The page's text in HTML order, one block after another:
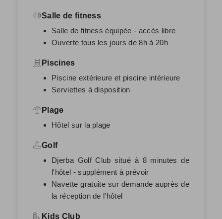
Salle de fitness
Salle de fitness équipée - accès libre
Ouverte tous les jours de 8h à 20h
Piscines
Piscine extérieure et piscine intérieure
Serviettes à disposition
Plage
Hôtel sur la plage
Golf
Djerba Golf Club situé à 8 minutes de
l'hôtel - supplément à prévoir
Navette gratuite sur demande auprès de
la réception de l'hôtel
Kids Club